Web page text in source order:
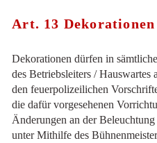
Art. 13 Dekorationen
Dekorationen dürfen in
des Betriebsleiters / Hauswartes
den feuerpolizeilichen
die dafür vorgesehenen
Änderungen an der
unter Mithilfe des